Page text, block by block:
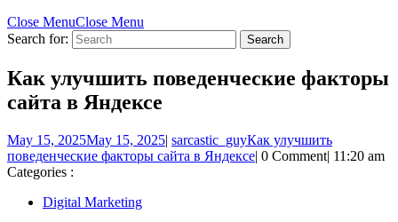
Close MenuClose Menu
Search for:
Как улучшить поведенческие факторы
сайта в Яндексе
May 15, 2025May 15, 2025| sarcastic_guyКак улучшить
поведенческие факторы сайта в Яндексе| 0 Comment| 11:20 am
Categories :
Digital Marketing